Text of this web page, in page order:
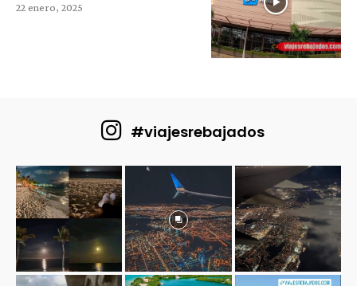
22 enero, 2025
#viajesrebajados